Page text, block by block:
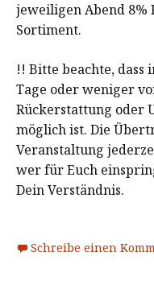
jeweiligen Abend 8%
Sortiment.
!! Bitte beachte, dass
Tage oder weniger
Rückerstattung oder
möglich ist. Die
Veranstaltung
wer für Euch
Dein Verständnis.
Schreibe einen